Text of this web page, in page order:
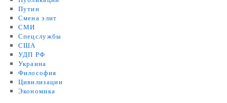
Путин
Смена элит
СМИ
Спецслужбы
США
УДП РФ
Украина
Философия
Цивилизации
Экономика